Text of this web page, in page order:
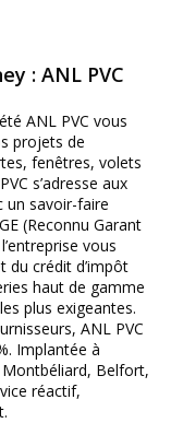
: ANL PVC
ANL PVC vous
projets de
fenêtres, volets
s’adresse aux
un savoir-faire
(Reconnu Garant
vous
du crédit d’impôt
haut de gamme
plus exigeantes.
ANL PVC
Implantée à
Montbéliard, Belfort,
réactif,